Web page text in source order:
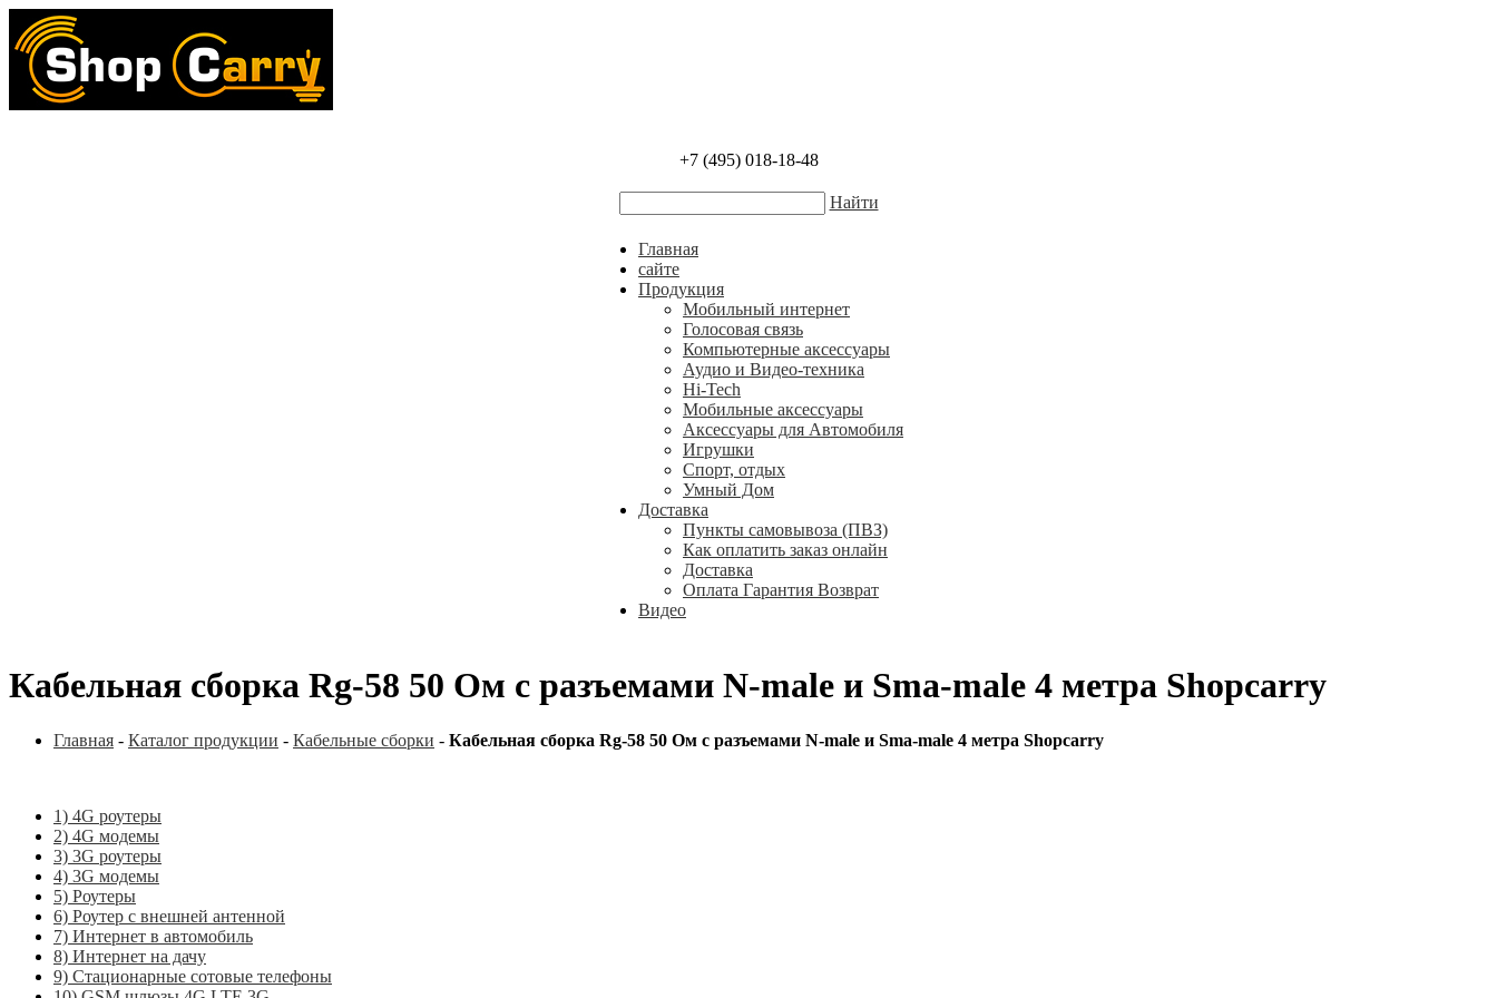
+7 (495) 018-18-48
Найти
Главная
сайте
Продукция
Мобильный интернет
Голосовая связь
Компьютерные аксессуары
Аудио и Видео-техника
Hi-Tech
Мобильные аксессуары
Аксессуары для Автомобиля
Игрушки
Спорт, отдых
Умный Дом
Доставка
Пункты самовывоза (ПВЗ)
Как оплатить заказ онлайн
Доставка
Оплата Гарантия Возврат
Видео
Кабельная сборка Rg-58 50 Ом с разъемами N-male и Sma-male 4 метра Shopcarry
Главная - Каталог продукции - Кабельные сборки - Кабельная сборка Rg-58 50 Ом с разъемами N-male и Sma-male 4 метра Shopcarry
1) 4G роутеры
2) 4G модемы
3) 3G роутеры
4) 3G модемы
5) Роутеры
6) Роутер с внешней антенной
7) Интернет в автомобиль
8) Интернет на дачу
9) Стационарные сотовые телефоны